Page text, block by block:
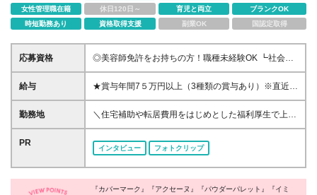
女性管理職在籍
休日120日～ 育児と両立
ブランクOK
時短勤務あり
資格取得支援 副業OK 国認定取得
応募資格
◎美容師免許をお持ちの方！職種未経験OK ┗社会人
未経験、第二新卒、就業ブランクがある方も歓迎 ◎
学歴不問 ※2027新卒の免許取得予定の方も歓迎！既
「複数のお客様を同時施術ではなく、もっとお客様一
人ひとりに寄り添った施術がしたいと思った」 「ち
「一旦美容業界を離れたけれど、やっぱり人を綺麗に
クがある方からも転職先として選ばれています。
給与
★賞与年間7５万円以上（3種類の賞与あり）※直近実
績 《アナスタシア ミアレ》 ■経験者：週休2日（月８
日休）・基本賞与分割受取 月給27.3万円～52.5万円
25.2万円～48.4万円 ※新卒・美容未経験の方は23.1万
美容未経験の方は26.7万円～ ※2月のみ月8日休とな
勤務地
＼住宅補助や転居費用をはじめとした福利厚生で上京
を支援！基本駅チカ！／ ★転勤なし ★U・Iターン歓
迎 ★東京・神奈川・埼玉・千葉は積極採用中！ 一都
三県にある各店舗にてご勤務いただきます。 ※雇用元
はピアス株式会社です。 ※(変更の範囲)上記を除く当
社関連勤務地
PR
インタビュー フォトクリップ
『カバーマーク』『アクセーヌ』『パウダーパレット』『イミ